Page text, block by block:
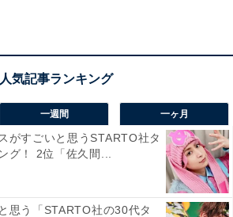
票
一週間 一ヶ月
がすごいと思うSTARTO社タ
グ！ 2位「佐久間...
思う「STARTO社の30代タ